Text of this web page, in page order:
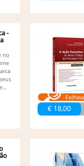
-
no
€ 18,00